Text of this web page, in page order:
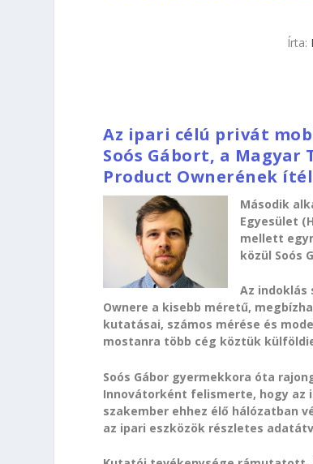
Írta:
Az ipari célú privát
Soós Gábort, a Magyar
Product Ownerének
Második
Egyesület
mellett
közül Soós
Az indoklás
Ownere a kisebb méretű,
kutatásai, számos mérése és
mostanra több cég köztük
Soós Gábor gyermekkora óta
Innovátorként felismerte, hogy az
szakember ehhez élő hálózatban
az ipari eszközök részletes